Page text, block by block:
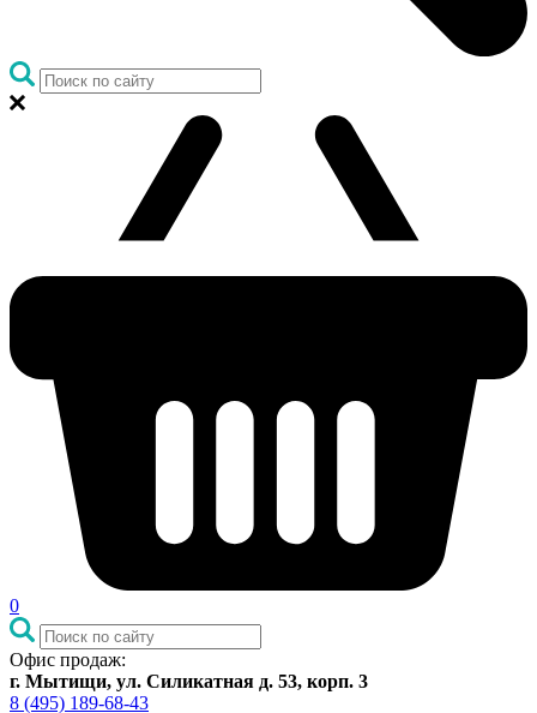
0
Офис продаж:
г. Мытищи, ул. Силикатная д. 53, корп. 3
8 (495) 189-68-43